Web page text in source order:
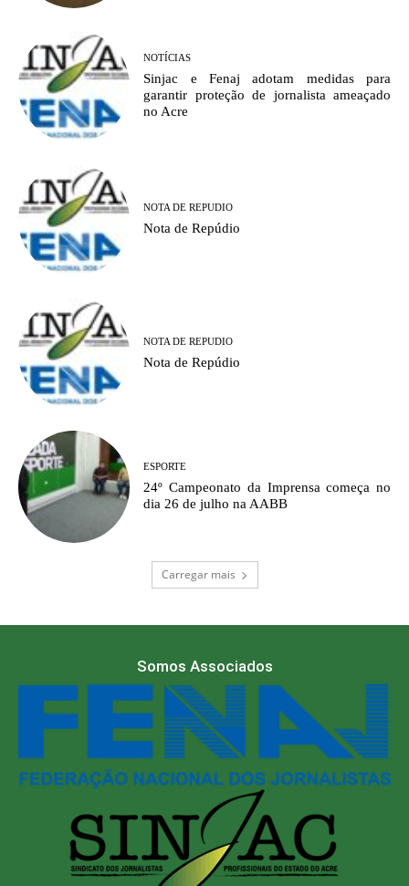
NOTÍCIAS
Sinjac e Fenaj adotam medidas para
garantir proteção de jornalista ameaçado
no Acre
NOTA DE REPUDIO
Nota de Repúdio
NOTA DE REPUDIO
Nota de Repúdio
ESPORTE
24º Campeonato da Imprensa começa no
dia 26 de julho na AABB
Carregar mais
Somos Associados